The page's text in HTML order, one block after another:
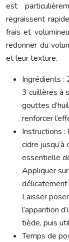
est
regraissent
frais et
redonner du
et leur texture.
Ingrédients :
3 cuillères à
gouttes
renforcer
Instructions :
cidre
essentielle
Appliquer
délicatement
Laisser
l’apparition
tiède, puis
Temps de